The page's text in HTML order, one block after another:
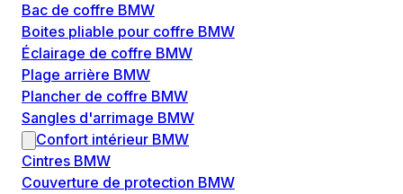
Bac de coffre BMW
Boites pliable pour coffre BMW
Éclairage de coffre BMW
Plage arrière BMW
Plancher de coffre BMW
Sangles d'arrimage BMW
Confort intérieur BMW
Cintres BMW
Couverture de protection BMW